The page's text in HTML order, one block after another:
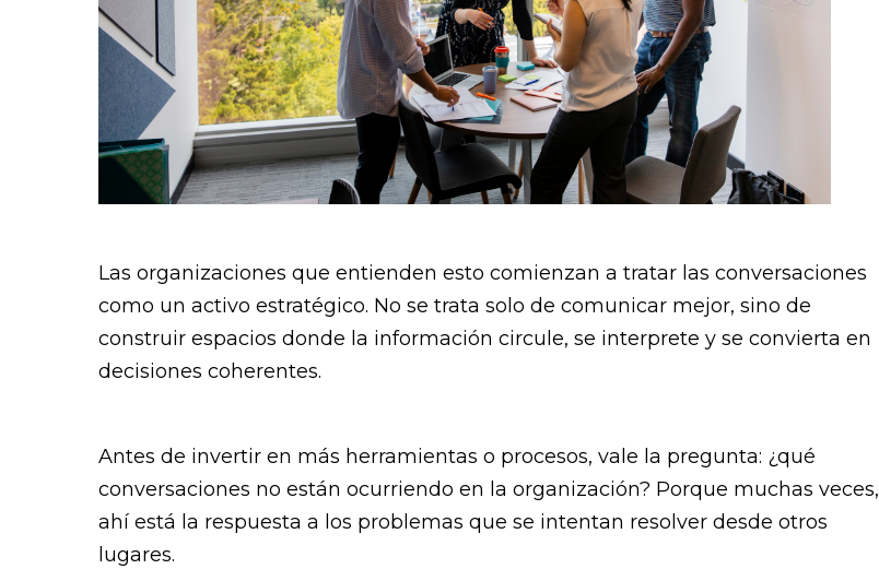
Las organizaciones que entienden esto comienzan a tratar las conversaciones
como un activo estratégico. No se trata solo de comunicar mejor, sino de
construir espacios donde la información circule, se interprete y se convierta en
decisiones coherentes.
Antes de invertir en más herramientas o procesos, vale la pregunta: ¿qué
conversaciones no están ocurriendo en la organización? Porque muchas veces,
ahí está la respuesta a los problemas que se intentan resolver desde otros
lugares.